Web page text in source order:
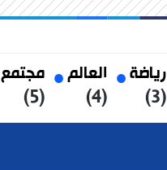
رياضة
(3)
العالم
(4)
مجتمع
(5)